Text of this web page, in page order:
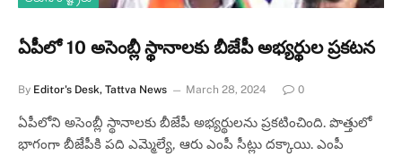
ఏపీలో 10 అసెంబ్లీ స్థానాలకు బీజేపీ అభ్యర్థుల ప్రకటన
By Editor's Desk, Tattva News March 28, 2024 0
ఏపీలోని అసెంబ్లీ స్థానాలకు బీజేపీ అభ్యర్థులను ప్రకటించింది. పొత్తులో
భాగంగా బీజేపీకి పది ఎమ్మెల్యే, ఆరు ఎంపీ సీట్లు దక్కాయి. ఎంపీ